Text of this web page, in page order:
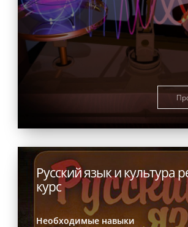
Русский язык и культура
курс
Необходимые навыки